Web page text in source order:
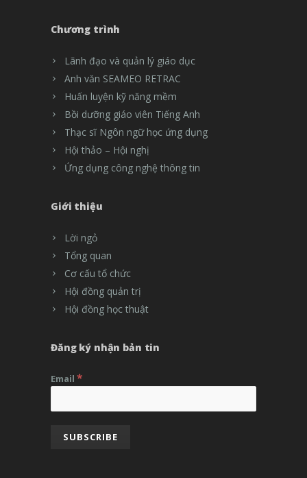
Chương trình
Lãnh đạo và quản lý giáo dục
Anh văn SEAMEO RETRAC
Huấn luyện kỹ năng mềm
Bồi dưỡng giáo viên Tiếng Anh
Thạc sĩ Ngôn ngữ học ứng dụng
Hội thảo – Hội nghị
Ứng dụng công nghệ thông tin
Giới thiệu
Lời ngỏ
Tổng quan
Cơ cấu tổ chức
Hội đồng quản trị
Hội đồng học thuật
Đăng ký nhận bản tin
Email *